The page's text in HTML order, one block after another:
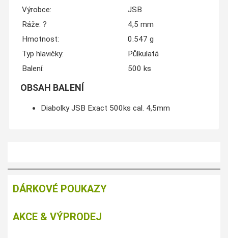
Výrobce:
JSB
Ráže: ?
4,5 mm
Hmotnost:
0.547 g
Typ hlavičky:
Půlkulatá
Balení:
500 ks
OBSAH BALENÍ
Diabolky JSB Exact 500ks cal. 4,5mm
DÁRKOVÉ POUKAZY
AKCE & VÝPRODEJ